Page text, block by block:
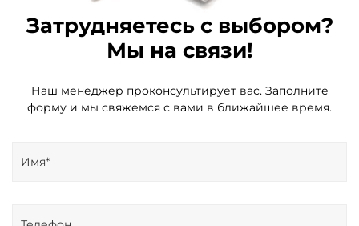
Затрудняетесь с выбором?
Мы на связи!
Наш менеджер проконсультирует вас. Заполните
форму и мы свяжемся с вами в ближайшее время.